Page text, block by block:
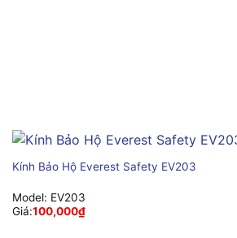
Kính Bảo Hộ Everest Safety EV203
Model: EV203
Giá:100,000₫